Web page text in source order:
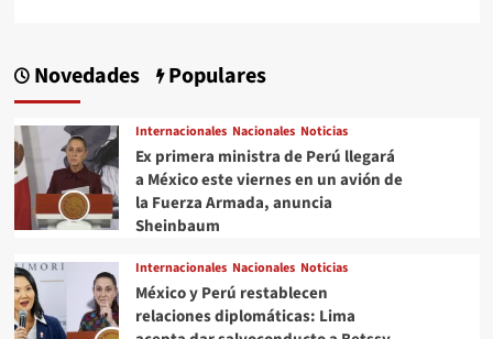
Novedades Populares
Internacionales Nacionales Noticias
Ex primera ministra de Perú llegará
a México este viernes en un avión de
la Fuerza Armada, anuncia
Sheinbaum
Internacionales Nacionales Noticias
México y Perú restablecen
relaciones diplomáticas: Lima